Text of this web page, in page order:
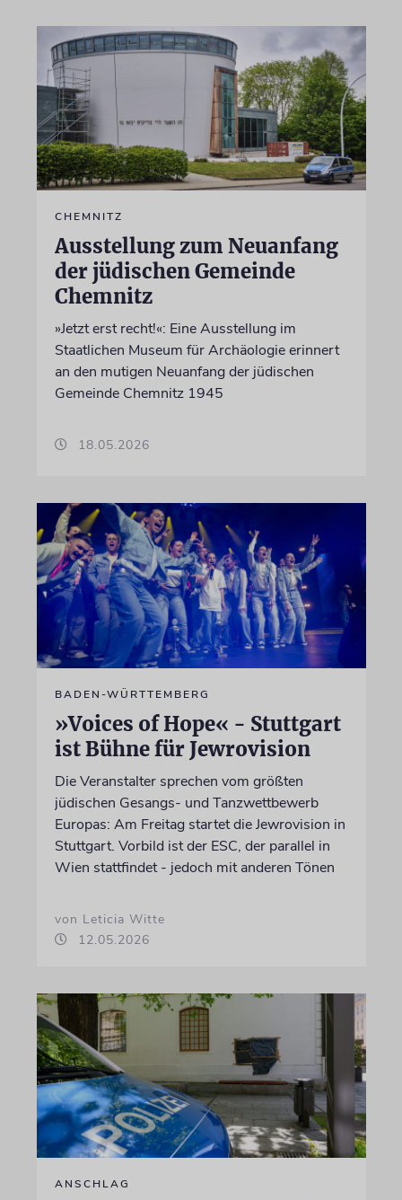
CHEMNITZ
Ausstellung zum Neuanfang
der jüdischen Gemeinde
Chemnitz
»Jetzt erst recht!«: Eine Ausstellung im
Staatlichen Museum für Archäologie erinnert
an den mutigen Neuanfang der jüdischen
Gemeinde Chemnitz 1945
18.05.2026
BADEN-WÜRTTEMBERG
»Voices of Hope« - Stuttgart
ist Bühne für Jewrovision
Die Veranstalter sprechen vom größten
jüdischen Gesangs- und Tanzwettbewerb
Europas: Am Freitag startet die Jewrovision in
Stuttgart. Vorbild ist der ESC, der parallel in
Wien stattfindet - jedoch mit anderen Tönen
von Leticia Witte
12.05.2026
ANSCHLAG